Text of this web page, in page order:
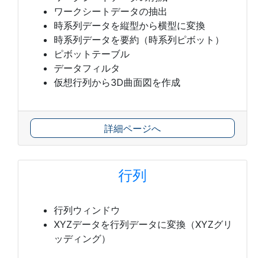
ワークシートデータの抽出
時系列データを縦型から横型に変換
時系列データを要約（時系列ピボット）
ピボットテーブル
データフィルタ
仮想行列から3D曲面図を作成
詳細ページへ
行列
行列ウィンドウ
XYZデータを行列データに変換（XYZグリ
ッディング）